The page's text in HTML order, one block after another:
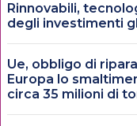
Rinnovabili,
degli investimenti
Ue, obbligo di
Europa lo
circa 35 milioni di